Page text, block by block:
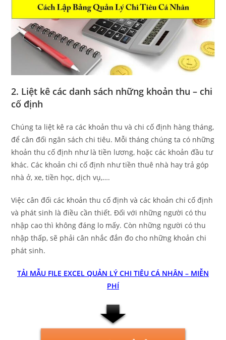
2. Liệt kê các danh sách những khoản thu – chi
cố định
Chúng ta liệt kê ra các khoản thu và chi cố định hàng tháng,
để cân đối ngân sách chi tiêu. Mỗi tháng chúng ta có những
khoản thu cố định như là tiền lương, hoặc các khoản đầu tư
khác. Các khoản chi cố định như tiền thuê nhà hay trả góp
nhà ở, xe, tiền học, dịch vụ,….
Việc cân đối các khoản thu cố định và các khoản chi cố định
và phát sinh là điều cần thiết. Đối với những người có thu
nhập cao thì không đáng lo mấy. Còn những người có thu
nhập thấp, sẽ phải cân nhắc đắn đo cho những khoản chi
phát sinh.
TẢI MẪU FILE EXCEL QUẢN LÝ CHI TIÊU CÁ NHÂN – MIỄN
PHÍ